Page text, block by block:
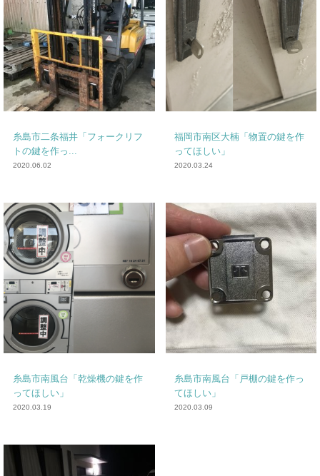
糸島市二条福井「フォークリフ
トの鍵を作っ...
2020.06.02
福岡市南区大楠「物置の鍵を作
ってほしい」
2020.03.24
糸島市南風台「乾燥機の鍵を作
ってほしい」
2020.03.19
糸島市南風台「戸棚の鍵を作っ
てほしい」
2020.03.09